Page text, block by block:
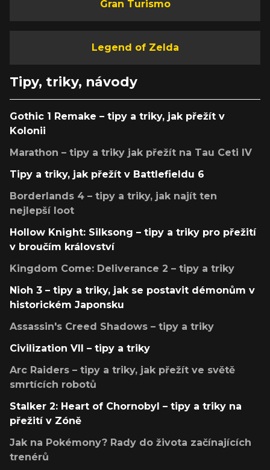
Gran Turismo
Legend of Zelda
Tipy, triky, návody
Gothic 1 Remake – tipy a triky, jak přežít v
Kolonii
Marathon – tipy a triky jak přežít na Tau Ceti IV
Tipy a triky, jak přežít v Battlefieldu 6
Borderlands 4 – tipy a triky, jak najít ten
nejlepší loot
Hollow Knight: Silksong – tipy a triky pro přežití
v broučím království
Kingdom Come: Deliverance 2 – tipy a triky
Nioh 3 – tipy a triky, jak se postavit démonům v
historickém Japonsku
Assassin's Creed Shadows – tipy a triky
Civilization VII – tipy a triky
Arc Raiders – tipy a triky, jak přežít ve světě
smrtících robotů
Stalker 2: Heart of Chornobyl – tipy a triky na
přežití v Zóně
Jak na Pokémony? Rady do života začínajících
trenérů